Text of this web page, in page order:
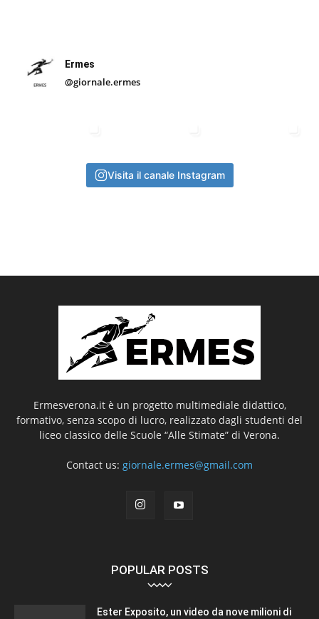
Ermes
@giornale.ermes
Visita il canale Instagram
Ermesverona.it è un progetto multimediale didattico,
formativo, senza scopo di lucro, realizzato dagli studenti del
liceo classico delle Scuole “Alle Stimate” di Verona.
Contact us: giornale.ermes@gmail.com
POPULAR POSTS
Ester Exposito, un video da nove milioni di